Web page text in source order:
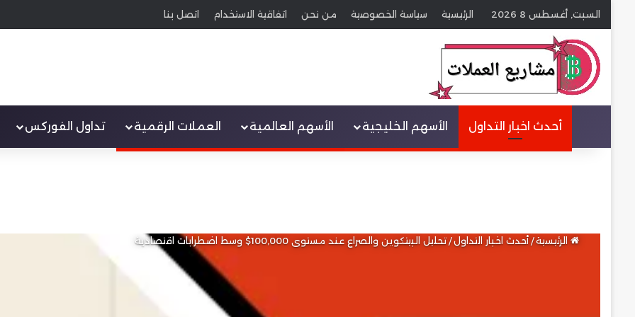
السبت, أغسطس 8 2026 الرئيسية سياسة الخصوصية من نحن اتفاقية الاستخدام اتصل بنا
عنصر القائمة
أحدث اخبار التداول الأسهم الخليجية الأسهم العالمية العملات الرقمية تداول الفوركس
الرئيسية/ أحدث اخبار التداول/ تحليل البيتكوين والصراع عند مستوى 100,000$ وسط اضطرابات اقتصادية